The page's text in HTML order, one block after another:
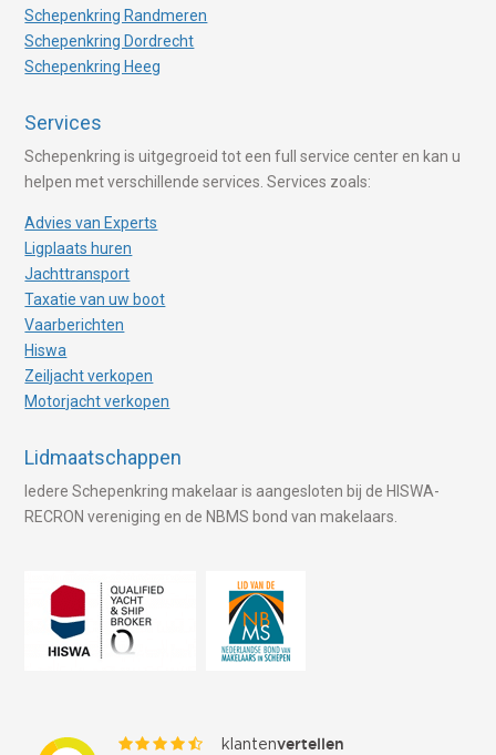
Schepenkring Randmeren
Schepenkring Dordrecht
Schepenkring Heeg
Services
Schepenkring is uitgegroeid tot een full service center en kan u
helpen met verschillende services. Services zoals:
Advies van Experts
Ligplaats huren
Jachttransport
Taxatie van uw boot
Vaarberichten
Hiswa
Zeiljacht verkopen
Motorjacht verkopen
Lidmaatschappen
Iedere Schepenkring makelaar is aangesloten bij de HISWA-
RECRON vereniging en de NBMS bond van makelaars.